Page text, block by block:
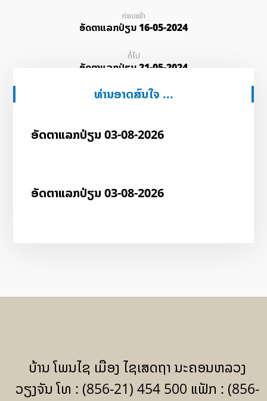
ກ່ອນໜ້າ
ອັດ​ຕາ​ແລກ​ປ່ຽນ 16-05-2024
ຕໍ່ໄປ
ອັດ​ຕາ​ແລກ​ປ່ຽນ 21-05-2024
ທ່ານອາດສົນໃຈ ...
ອັດ​ຕາ​ແລກ​ປ່ຽນ 03-08-2026
ອັດ​ຕາ​ແລກ​ປ່ຽນ 03-08-2026
ບ້ານ ໂພນໄຊ ເມືອງ ໄຊເສດຖາ ນະຄອນຫລວງ
ວຽງຈັນ ໂທ : (856-21) 454 500 ແຟັກ : (856-